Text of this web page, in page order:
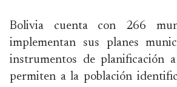
Bolivia cuenta con 266
implementan sus planes
instrumentos de planificación
permiten a la población